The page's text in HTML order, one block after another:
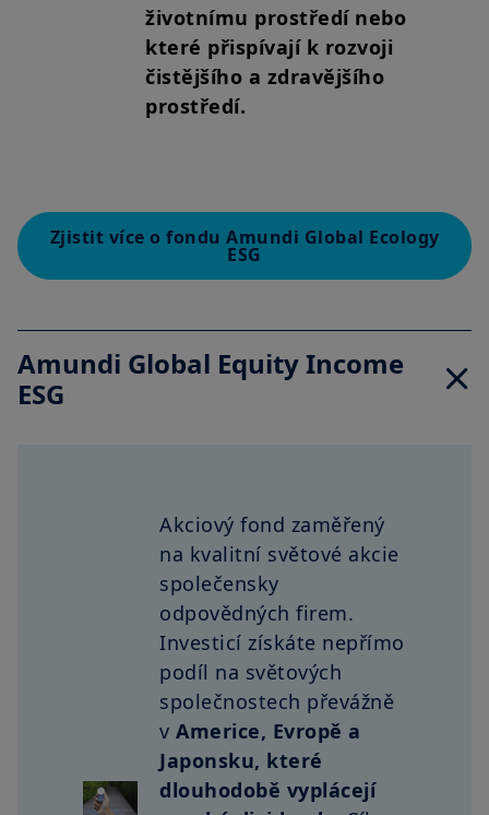
životnímu prostředí nebo
které přispívají k rozvoji
čistějšího a zdravějšího
prostředí.
Zjistit více o fondu Amundi Global Ecology
ESG
Amundi Global Equity Income
ESG
Akciový fond zaměřený
na kvalitní světové akcie
společensky
odpovědných firem.
Investicí získáte nepřímo
podíl na světových
společnostech převážně
v Americe, Evropě a
Japonsku, které
dlouhodobě vyplácejí